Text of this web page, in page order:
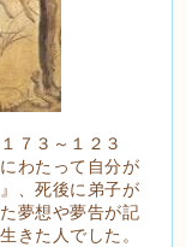
７３～１２３
わたって自分が
、死後に弟子が
夢想や夢告が記
きた人でした。